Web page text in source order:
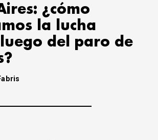
¿cómo
la lucha
del paro de